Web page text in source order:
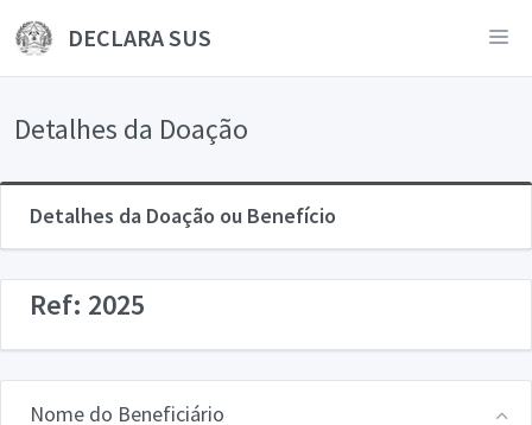
DECLARA SUS
Detalhes da Doação
Detalhes da Doação ou Benefício
Ref: 2025
Nome do Beneficiário